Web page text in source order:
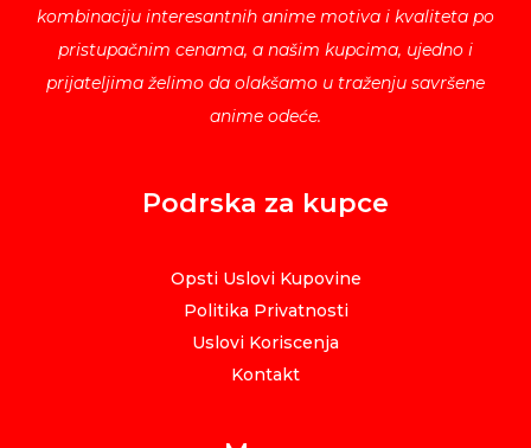
kombinaciju interesantnih anime motiva i kvaliteta po
pristupačnim cenama, a našim kupcima, ujedno i
prijateljima želimo da olakšamo u traženju savršene
anime odeće.
Podrska za kupce
Opsti Uslovi Kupovine
Politika Privatnosti
Uslovi Koriscenja
Kontakt